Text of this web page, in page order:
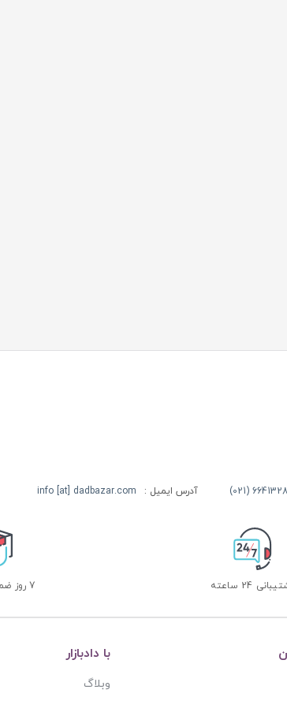
آدرس ایمیل : info [at] dadbazar.com
24 ساعته 7 روز ضمانت بازگشت
با دادبازار
وبلاگ